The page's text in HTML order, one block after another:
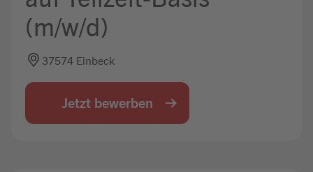
(m/w/d)
37574 Einbeck
Jetzt bewerben